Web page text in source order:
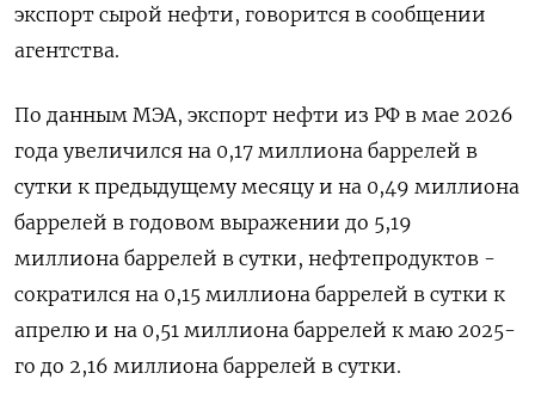
экспорт ​сырой нефти, говорится в сообщении
‌агентства.
По данным МЭА, экспорт нефти из РФ в мае 2026
года увеличился на ​0,17 миллиона баррелей в
сутки к предыдущему месяцу и на 0,49 миллиона
баррелей в годовом выражении до 5,19
миллиона баррелей в сутки, нефтепродуктов -
сократился на 0,15 миллиона баррелей в сутки к
апрелю и на 0,51 миллиона баррелей к маю 2025-
го до 2,16 миллиона баррелей в сутки.